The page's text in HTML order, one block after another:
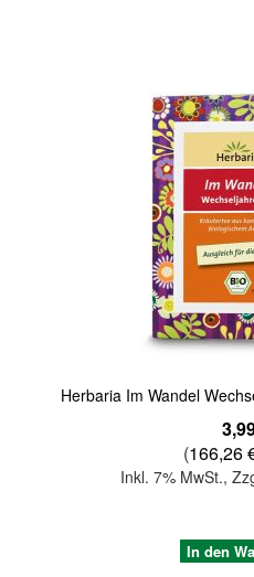
Herbaria Im Wandel
(166,26
Inkl. 7% MwSt.,
In den